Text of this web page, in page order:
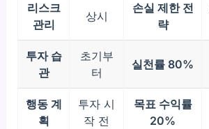
리스크
관리
상시
손실 제한 전
략
투자 습
관
초기부
터
실천률 80%
행동 계
획
투자 시
작 전
목표 수익률
20%